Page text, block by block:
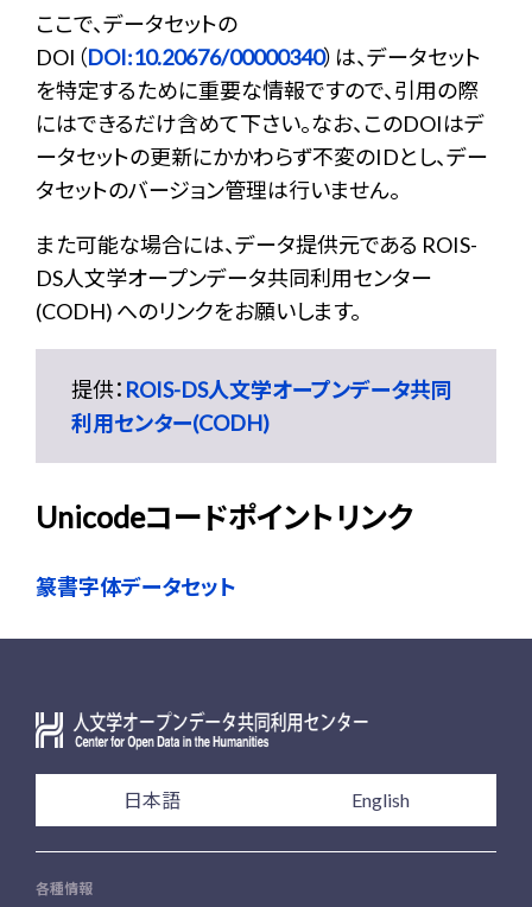
ここで、データセットの
DOI（DOI:10.20676/00000340）は、データセット
を特定するために重要な情報ですので、引用の際
にはできるだけ含めて下さい。なお、このDOIはデ
ータセットの更新にかかわらず不変のIDとし、デー
タセットのバージョン管理は行いません。
また可能な場合には、データ提供元である ROIS-
DS人文学オープンデータ共同利用センター
(CODH) へのリンクをお願いします。
提供： ROIS-DS人文学オープンデータ共同
利用センター(CODH)
Unicodeコードポイントリンク
篆書字体データセット
日本語 English
各種情報